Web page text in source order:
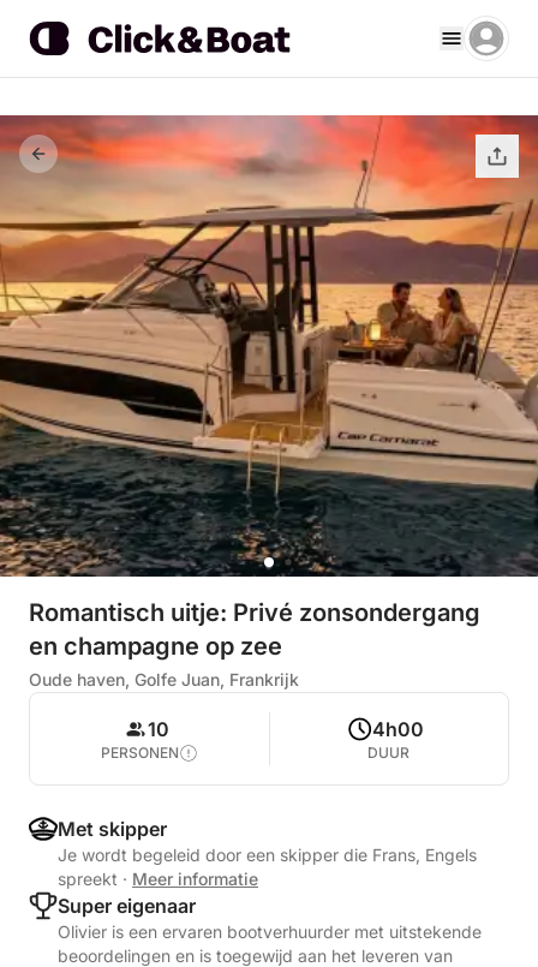
Romantisch uitje: Privé zonsondergang
en champagne op zee
Oude haven, Golfe Juan, Frankrijk
10
PERSONEN
4h00
DUUR
Met skipper
Je wordt begeleid door een skipper die Frans, Engels
spreekt · Meer informatie
Super eigenaar
Olivier is een ervaren bootverhuurder met uitstekende
beoordelingen en is toegewijd aan het leveren van